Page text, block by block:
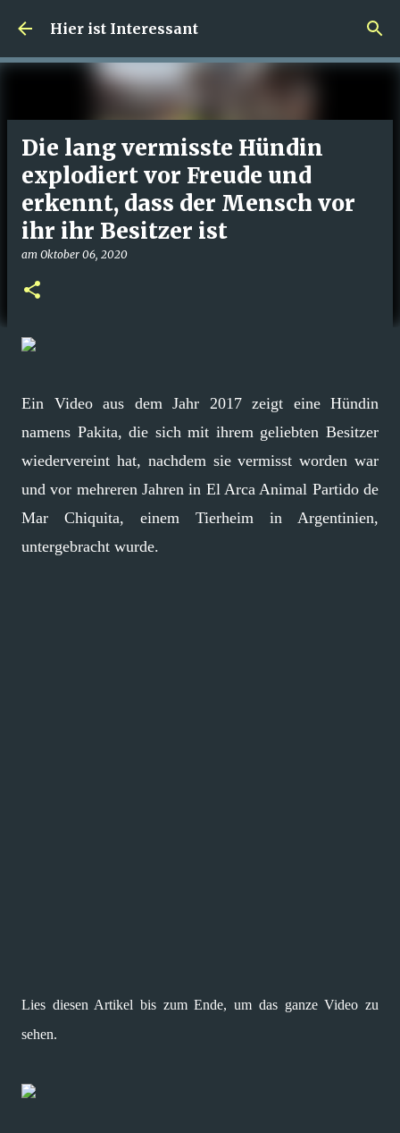
Direkt zum Hauptbereich
Hier ist Interessant
Die lang vermisste Hündin
explodiert vor Freude und
erkennt, dass der Mensch vor
ihr ihr Besitzer ist
am Oktober 06, 2020
Ein Video aus dem Jahr 2017 zeigt eine Hündin
namens Pakita, die sich mit ihrem geliebten Besitzer
wiedervereint hat, nachdem sie vermisst worden war
und vor mehreren Jahren in El Arca Animal Partido de
Mar Chiquita, einem Tierheim in Argentinien,
untergebracht wurde.
Lies diesen Artikel bis zum Ende, um das ganze Video zu
sehen.